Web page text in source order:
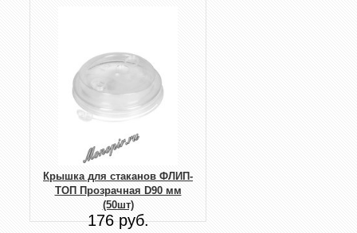
Крышка для стаканов ФЛИП-
ТОП Прозрачная D90 мм
(50шт)
176 руб.